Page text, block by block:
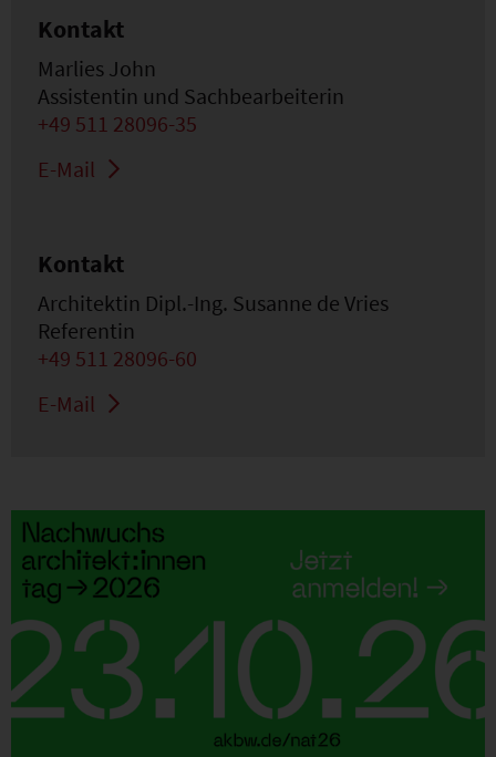
Kontakt
Marlies John
Assistentin und Sachbearbeiterin
+49 511 28096-35
E-Mail
Kontakt
Architektin Dipl.-Ing. Susanne de Vries
Referentin
+49 511 28096-60
E-Mail